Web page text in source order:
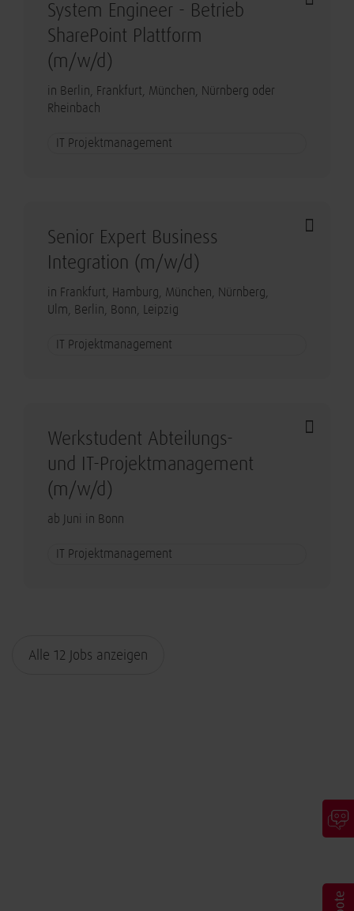
System Engineer - Betrieb
SharePoint Plattform
(m/w/d)
in Berlin, Frankfurt, München, Nürnberg oder
Rheinbach
IT Projektmanagement
Senior Expert Business
Integration (m/w/d)
in Frankfurt, Hamburg, München, Nürnberg,
Ulm, Berlin, Bonn, Leipzig
IT Projektmanagement
Werkstudent Abteilungs-
und IT-Projektmanagement
(m/w/d)
ab Juni in Bonn
IT Projektmanagement
Alle 12 Jobs anzeigen